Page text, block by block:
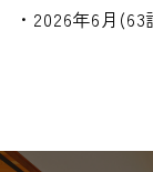
・2026年6月(63